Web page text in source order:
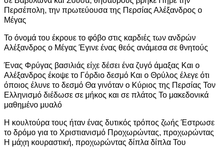
Περσέπολη, την πρωτεύουσα της Περσίας Αλέξανδρος ο
Μέγας
Το όνομά του έκρουε το φόβο στις καρδιές των ανδρών
Αλέξανδρος ο Μέγας Έγινε ένας θεός ανάμεσα σε θνητούς
Ένας Φρύγας βασιλιάς είχε δέσει ένα ζυγό άμαξας Και ο
Αλέξανδρος έκοψε το Γόρδιο δεσμό Και ο Θρύλος έλεγε ότι
όποιος έλυνε το δεσμό Θα γινόταν ο Κύριος της Περσίας Τον
Ελληνισμό διέδωσε σε μήκος και σε πλάτος Το μακεδονικά
μαθημένο μυαλό
Η κουλτούρα τους ήταν ένας δυτικός τρόπος ζωής Έστρωσε
το δρόμο για το Χριστιανισμό Προχωρώντας, προχωρώντας
Η μάχη κουραστική, προχωρώντας δίπλα δίπλα Του